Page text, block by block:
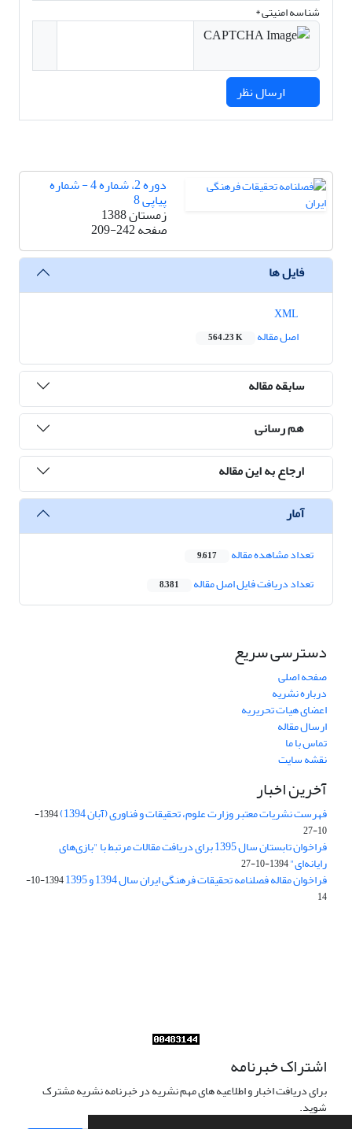
شناسه امنیتی *
دوره 2، شماره 4 - شماره
پیاپی 8
زمستان 1388
صفحه209-242
فایل ها
اصل مقاله
564.23 K
سابقه مقاله
هم رسانی
ارجاع به این مقاله
آمار
تعداد مشاهده مقاله 9,617
تعداد دریافت فایل اصل مقاله 8,381
دسترسی سریع
صفحه اصلی
درباره نشریه
اعضای هیات تحریریه
ارسال مقاله
تماس با ما
نقشه سایت
آخرین اخبار
فهرست نشریات معتبر وزارت علوم، تحقیقات و فناوری (آبان 1394)
1394-
10-27
فراخوان تابستان سال 1395 برای دریافت مقالات مرتبط با "بازی‌های
رایانه‌ای"1394-10-27
فراخوان مقاله فصلنامه تحقیقات فرهنگی ایران سال 1394 و 1395
1394-10-
14
اشتراک خبرنامه
برای دریافت اخبار و اطلاعیه های مهم نشریه در خبرنامه نشریه مشترک
شوید.